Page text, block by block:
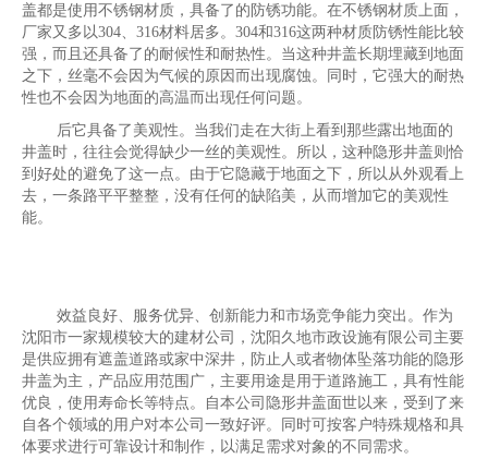
盖都是使用不锈钢材质，具备了的防锈功能。在不锈钢材质上面，
厂家又多以304、316材料居多。304和316这两种材质防锈性能比较
强，而且还具备了的耐候性和耐热性。当这种井盖长期埋藏到地面
之下，丝毫不会因为气候的原因而出现腐蚀。同时，它强大的耐热
性也不会因为地面的高温而出现任何问题。
后它具备了美观性。当我们走在大街上看到那些露出地面的
井盖时，往往会觉得缺少一丝的美观性。所以，这种隐形井盖则恰
到好处的避免了这一点。由于它隐藏于地面之下，所以从外观看上
去，一条路平平整整，没有任何的缺陷美，从而增加它的美观性
能。
效益良好、服务优异、创新能力和市场竞争能力突出。作为
沈阳市一家规模较大的建材公司，沈阳久地市政设施有限公司主要
是供应拥有遮盖道路或家中深井，防止人或者物体坠落功能的隐形
井盖为主，产品应用范围广，主要用途是用于道路施工，具有性能
优良，使用寿命长等特点。自本公司隐形井盖面世以来，受到了来
自各个领域的用户对本公司一致好评。同时可按客户特殊规格和具
体要求进行可靠设计和制作，以满足需求对象的不同需求。